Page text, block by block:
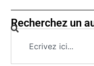
Recherchez un